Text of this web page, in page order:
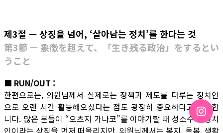
제3절 — 상징을 넘어, ‘살아남는 정치’를 한다는 것
第3節 — 象徴を超えて、「生き残る政治」をするとい
うこと
■ RUN/OUT :
한편으로는, 의원님께서 실제로는 정책과 제도를 다루는 정치인
으로 오랜 시간 활동해오셨다는 점도 굉장히 중요하다고 생각합
니다. 많은 분들이 “오츠지 가나코”를 이야기할 때 성소수자 정치